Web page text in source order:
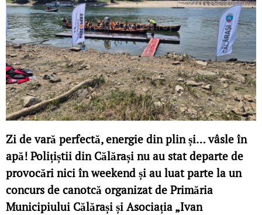
Zi de vară perfectă, energie din plin și… vâsle în
apă! Polițiștii din Călărași nu au stat departe de
provocări nici în weekend și au luat parte la un
concurs de canotcă organizat de Primăria
Municipiului Călărași și Asociația „Ivan